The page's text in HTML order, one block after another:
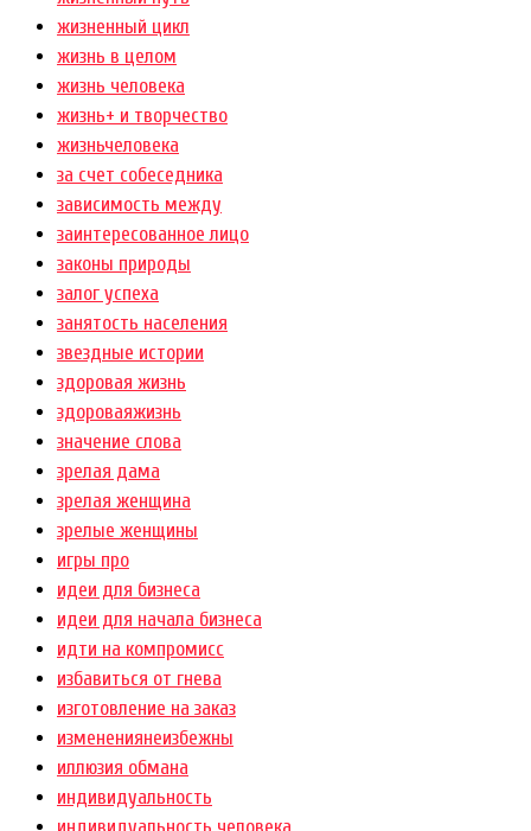
жизненный цикл
жизнь в целом
жизнь человека
жизнь+ и творчество
жизньчеловека
за счет собеседника
зависимость между
заинтересованное лицо
законы природы
залог успеха
занятость населения
звездные истории
здоровая жизнь
здороваяжизнь
значение слова
зрелая дама
зрелая женщина
зрелые женщины
игры про
идеи для бизнеса
идеи для начала бизнеса
идти на компромисс
избавиться от гнева
изготовление на заказ
изменениянеизбежны
иллюзия обмана
индивидуальность